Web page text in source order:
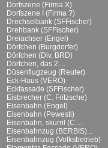
Dorfszene (Firma X)
Dorfszene I (Firma ?)
Drechselbank (SFFischer)
Drehbank (SFFischer)
Dreiachser (Engel)
Dörfchen (Burgdorfer)
Dörfchen (Div. BRD)
Dörfchen, das 2....
Düsenflugzeug (Reuter)
Eck-Haus (VERO)
Eckfassade (SFFischer)
Eisbrecher (C. Fritzsche)
Eisenbahn (Engel)
Eisenbahn (Pewesti)
Eisenbahn, skurril (C....
Eisenbahnzug (BERBIS)...
Eisenbahnzug (Volksbetrieb)